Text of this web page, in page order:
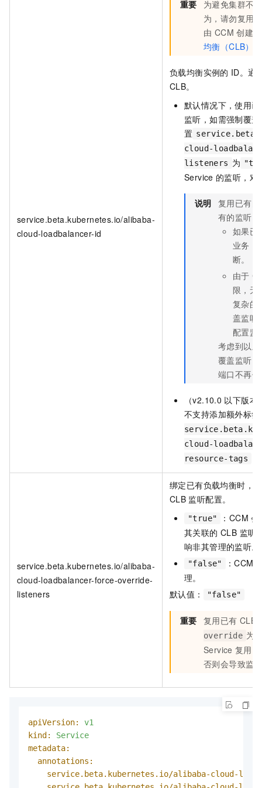
service.beta.kubernetes.io/alibaba-
cloud-loadbalancer-id
重要
为避免集群不
为，请勿复用
由 CCM 创建
均衡（CLB）
负载均衡实例的 ID。通
CLB。
默认情况下，使用
监听，如需强制覆
置
cloud-
listeners 为
Service 的监听，对
说明 复用已有
有的监听
如果已
业务，
断。
由于
限，无
复杂的
盖监听
配置监
考虑到以
覆盖监听
端口不再
（v2.10.0 以下版本
不支持添加额外标签
cloud-
resource-tags
service.beta.kubernetes.io/alibaba-
cloud-loadbalancer-force-override-
listeners
绑定已有负载均衡时，
CLB 监听配置。
"true" ：CCM 会
其关联的 CLB 监听
响非其管理的监听。
"false" ：CCM
理。
默认值：
"false"
重要 复用已有 CLB
override 为
Service 复用
否则会导致监
apiVersion:
v1
kind:
Service
metadata:
annotations:
service.beta.kubernetes.io/alibaba-cloud-